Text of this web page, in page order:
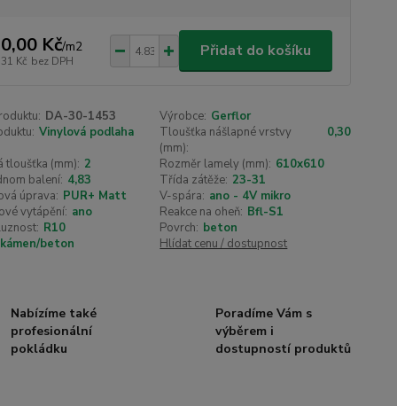
Kč/m2
Kč bez DPH
Přidat do košíku
DA-30-1453 Výrobce: Gerflor
Vinylová podlaha
Tloušťka nášlapné vrstvy
(mm):
0,30
tloušťka (mm): 2 Rozměr lamely (mm): 610x610
balení: 4,83 Třída zátěže: 23-31
úprava: PUR+ Matt V-spára: ano - 4V mikro
vytápění: ano Reakce na oheň: Bfl-S1
R10 Povrch: beton
kámen/beton
Hlídat cenu / dostupnost
Nabízíme také
profesionální
pokládku
Poradíme Vám s
výběrem i
dostupností produktů